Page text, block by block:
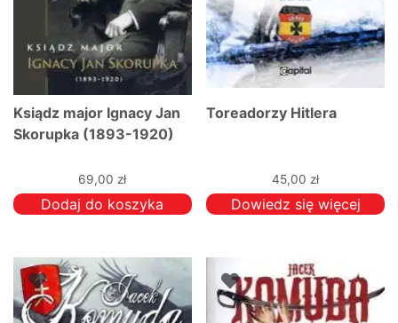
Ksiądz major Ignacy Jan
Skorupka (1893-1920)
69,00 zł
Dodaj do koszyka
Toreadorzy Hitlera
45,00 zł
Dowiedz się więcej